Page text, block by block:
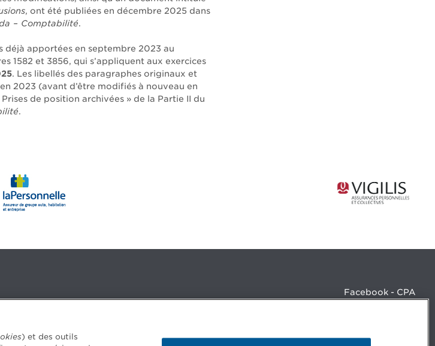
, ont été publiées en décembre 2025 dans
– Comptabilité.
déjà apportées en septembre 2023 au
1582 et 3856, qui s’appliquent aux exercices
. Les libellés des paragraphes originaux et
2023 (avant d’être modifiés à nouveau en
de position archivées » de la Partie II du
.
Facebook - CPA
LinkedIn - 20 minutes CPA
) et des outils